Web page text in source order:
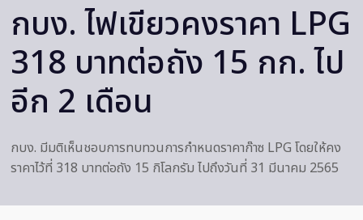
กบง. ไฟเขียวคงราคา LPG
318 บาทต่อถัง 15 กก. ไป
อีก 2 เดือน
กบง. มีมติเห็นชอบการทบทวนการกำหนดราคาก๊าซ LPG โดยให้คง
ราคาไว้ที่ 318 บาทต่อถัง 15 กิโลกรัม ไปถึงวันที่ 31 มีนาคม 2565